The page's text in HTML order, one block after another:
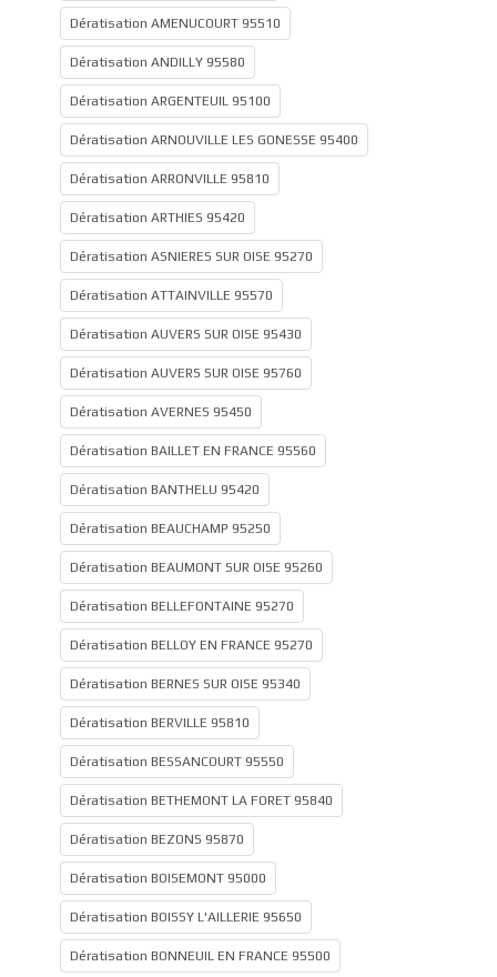
Dératisation AMENUCOURT 95510
Dératisation ANDILLY 95580
Dératisation ARGENTEUIL 95100
Dératisation ARNOUVILLE LES GONESSE 95400
Dératisation ARRONVILLE 95810
Dératisation ARTHIES 95420
Dératisation ASNIERES SUR OISE 95270
Dératisation ATTAINVILLE 95570
Dératisation AUVERS SUR OISE 95430
Dératisation AUVERS SUR OISE 95760
Dératisation AVERNES 95450
Dératisation BAILLET EN FRANCE 95560
Dératisation BANTHELU 95420
Dératisation BEAUCHAMP 95250
Dératisation BEAUMONT SUR OISE 95260
Dératisation BELLEFONTAINE 95270
Dératisation BELLOY EN FRANCE 95270
Dératisation BERNES SUR OISE 95340
Dératisation BERVILLE 95810
Dératisation BESSANCOURT 95550
Dératisation BETHEMONT LA FORET 95840
Dératisation BEZONS 95870
Dératisation BOISEMONT 95000
Dératisation BOISSY L'AILLERIE 95650
Dératisation BONNEUIL EN FRANCE 95500